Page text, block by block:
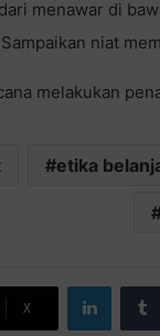
menawar di
niat
melakukan
etika
X